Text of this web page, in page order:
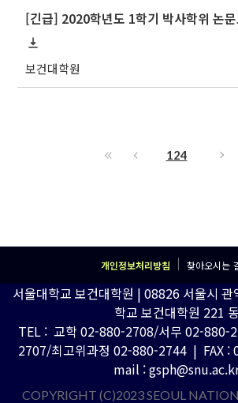
보건대학원
124
개인정보처리방침 찾아오시는
서울대학교 보건대학원 | 08826 서울시 관
학교 보건대학원 221 동
TEL : 교학 02-880-2708/서무 02-880-
2707/최고위과정 02-880-2744 | FAX
mail :
COPYRIGHT (C)2023 SEOUL